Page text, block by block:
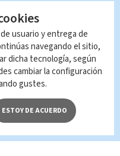
usuario y entrega de
navegando el sitio,
dicha tecnología, según
cambiar la configuración
gustes.
ESTOY DE ACUERDO